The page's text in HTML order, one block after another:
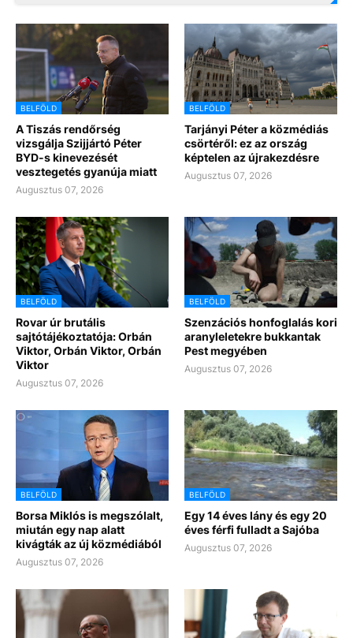
BELFÖLD
A Tiszás rendőrség
vizsgálja Szijjártó Péter
BYD-s kinevezését
vesztegetés gyanúja miatt
Augusztus 07, 2026
BELFÖLD
Tarjányi Péter a közmédiás
csörtéről: ez az ország
képtelen az újrakezdésre
Augusztus 07, 2026
BELFÖLD
Rovar úr brutális
sajtótájékoztatója: Orbán
Viktor, Orbán Viktor, Orbán
Viktor
Augusztus 07, 2026
BELFÖLD
Szenzációs honfoglalás kori
aranyleletekre bukkantak
Pest megyében
Augusztus 07, 2026
BELFÖLD
Borsa Miklós is megszólalt,
miután egy nap alatt
kivágták az új közmédiából
Augusztus 07, 2026
BELFÖLD
Egy 14 éves lány és egy 20
éves férfi fulladt a Sajóba
Augusztus 07, 2026